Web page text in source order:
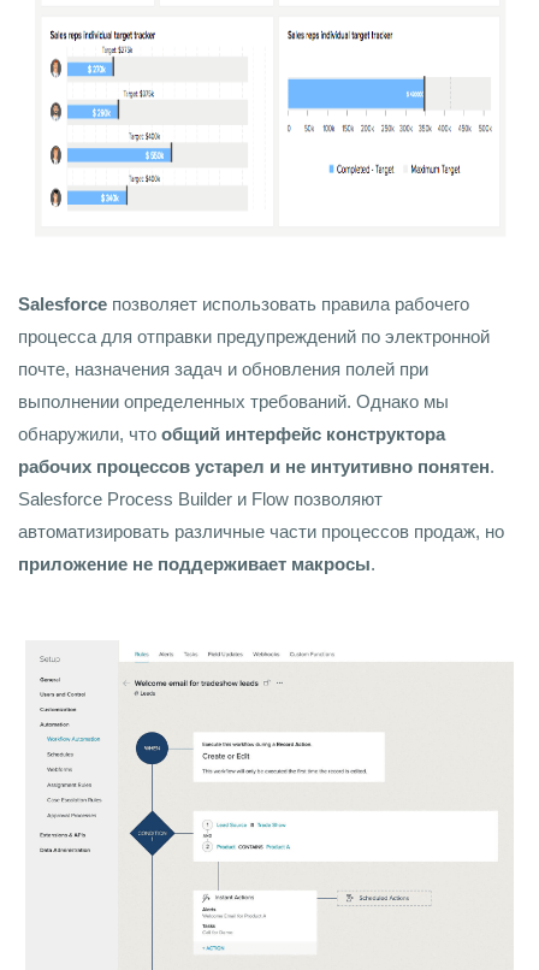
Salesforce позволяет использовать правила рабочего
процесса для отправки предупреждений по электронной
почте, назначения задач и обновления полей при
выполнении определенных требований. Однако мы
обнаружили, что общий интерфейс конструктора
рабочих процессов устарел и не интуитивно понятен.
Salesforce Process Builder и Flow позволяют
автоматизировать различные части процессов продаж, но
приложение не поддерживает макросы.